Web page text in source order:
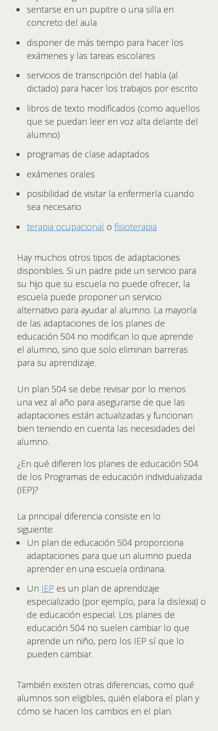
sentarse en un pupitre o una silla en
concreto del aula
disponer de más tiempo para hacer los
exámenes y las tareas escolares
servicios de transcripción del habla (al
dictado) para hacer los trabajos por escrito
libros de texto modificados (como aquellos
que se puedan leer en voz alta delante del
alumno)
programas de clase adaptados
exámenes orales
posibilidad de visitar la enfermería cuando
sea necesario
terapia ocupacional o fisioterapia
Hay muchos otros tipos de adaptaciones
disponibles. Si un padre pide un servicio para
su hijo que su escuela no puede ofrecer, la
escuela puede proponer un servicio
alternativo para ayudar al alumno. La mayoría
de las adaptaciones de los planes de
educación 504 no modifican lo que aprende
el alumno, sino que solo eliminan barreras
para su aprendizaje.
Un plan 504 se debe revisar por lo menos
una vez al año para asegurarse de que las
adaptaciones están actualizadas y funcionan
bien teniendo en cuenta las necesidades del
alumno.
¿En qué difieren los planes de educación 504
de los Programas de educación individualizada
(IEP)?
La principal diferencia consiste en lo
siguiente:
Un plan de educación 504 proporciona
adaptaciones para que un alumno pueda
aprender en una escuela ordinaria.
Un IEP es un plan de aprendizaje
especializado (por ejemplo, para la dislexia) o
de educación especial. Los planes de
educación 504 no suelen cambiar lo que
aprende un niño, pero los IEP sí que lo
pueden cambiar.
También existen otras diferencias, como qué
alumnos son eligibles, quién elabora el plan y
cómo se hacen los cambios en el plan.